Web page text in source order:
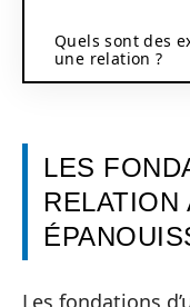
Quels sont des
une relation ?
LES
RELATION
Les fondations